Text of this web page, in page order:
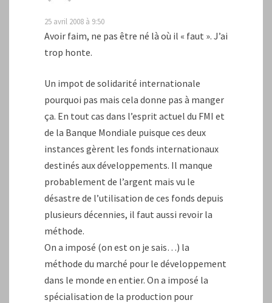
25 avril 2008 à 9:50
Avoir faim, ne pas être né là où il « faut ». J’ai
trop honte.
Un impot de solidarité internationale
pourquoi pas mais cela donne pas à manger
ça. En tout cas dans l’esprit actuel du FMI et
de la Banque Mondiale puisque ces deux
instances gèrent les fonds internationaux
destinés aux développements. Il manque
probablement de l’argent mais vu le
désastre de l’utilisation de ces fonds depuis
plusieurs décennies, il faut aussi revoir la
méthode.
On a imposé (on est on je sais…) la
méthode du marché pour le développement
dans le monde en entier. On a imposé la
spécialisation de la production pour